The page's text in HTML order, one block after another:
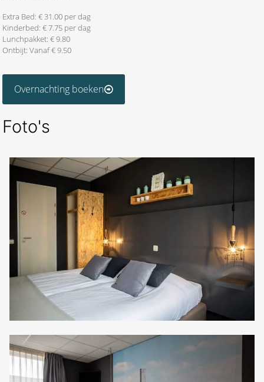
Extra Bed: € 31.00 per dag
Kinderbed: € 7.75 per dag
Lunchpakket: € 9.80
Ontbijt: Vanaf € 9.50
Overnachting boeken
Foto's